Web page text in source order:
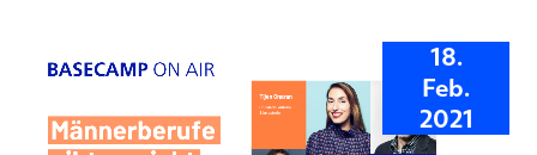
18.
Feb.
2021